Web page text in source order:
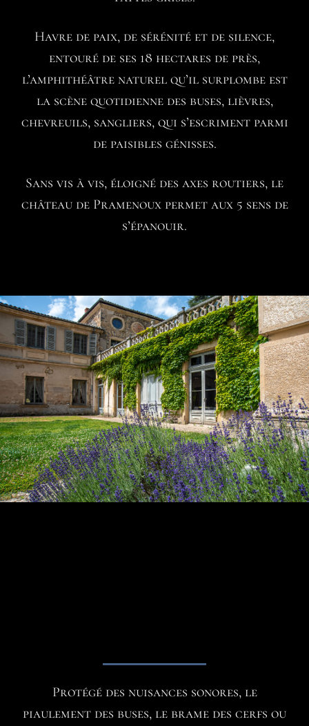
Havre de paix, de sérénité et de silence,
entouré de ses 18 hectares de près,
l’amphithéâtre naturel qu’il surplombe est
la scène quotidienne des buses, lièvres,
chevreuils, sangliers, qui s’escriment parmi
de paisibles génisses.
Sans vis à vis, éloigné des axes routiers, le
château de Pramenoux permet aux 5 sens de
s’épanouir.
Protégé des nuisances sonores, le
piaulement des buses, le brame des cerfs ou